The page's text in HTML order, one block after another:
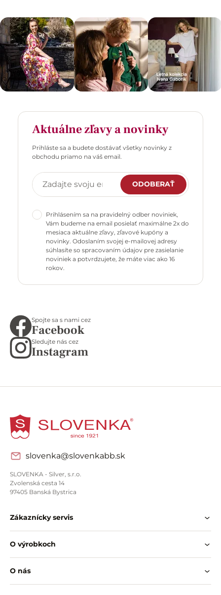
Aktuálne zľavy a novinky
Prihláste sa a budete dostávať všetky novinky z
obchodu priamo na váš email.
ODOBERAŤ
Prihlásením sa na pravidelný odber noviniek,
Vám budeme na email posielať maximálne 2x do
mesiaca aktuálne zľavy, zľavové kupóny a
novinky. Odoslaním svojej e-mailovej adresy
súhlasíte so spracovaním údajov pre zasielanie
noviniek a potvrdzujete, že máte viac ako 16
rokov.
Spojte sa s nami cez
Facebook
Sledujte nás cez
Instagram
slovenka@slovenkabb.sk
SLOVENKA - Silver, s.r.o.
Zvolenská cesta 14
97405 Banská Bystrica
Zákaznícky servis
O výrobkoch
O nás